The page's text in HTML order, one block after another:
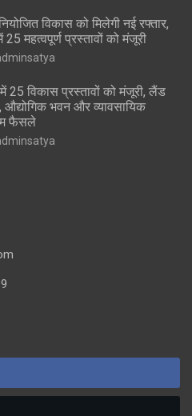
विकास को मिलेगी नई रफ्तार,
महत्वपूर्ण प्रस्तावों को मंजूरी
25 विकास प्रस्तावों को मंजूरी, लैंड
औद्योगिक भवन और व्यावसायिक
फैसले